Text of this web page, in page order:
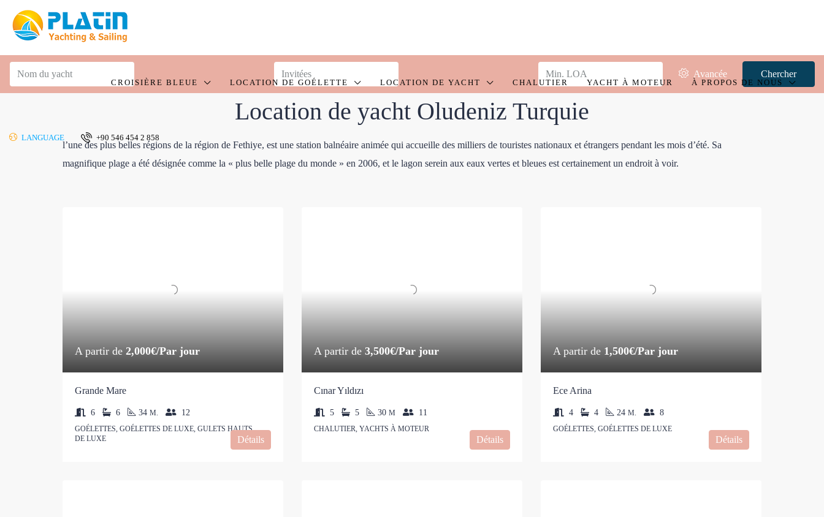
CROISIÈRE BLEUE LOCATION DE GOÉLETTE LOCATION DE YACHT CHALUTIER YACHT À MOTEUR À PROPOS DE NOUS
LANGUAGE +90 546 454 2 858
Avancée Chercher
Location de yacht Oludeniz Turquie
l’une des plus belles régions de la région de Fethiye, est une station balnéaire animée qui accueille des milliers de touristes nationaux et étrangers pendant les mois d’été. Sa
magnifique plage a été désignée comme la « plus belle plage du monde » en 2006, et le lagon serein aux eaux vertes et bleues est certainement un endroit à voir.
A partir de 2,000€/Par jour
Grande Mare
6 6 34 M. 12
GOÉLETTES, GOÉLETTES DE LUXE, GULETS HAUTS
DE LUXE
Détails
A partir de 3,500€/Par jour
Cınar Yıldızı
5 5 30 M 11
CHALUTIER, YACHTS À MOTEUR
Détails
A partir de 1,500€/Par jour
Ece Arina
4 4 24 M. 8
GOÉLETTES, GOÉLETTES DE LUXE
Détails